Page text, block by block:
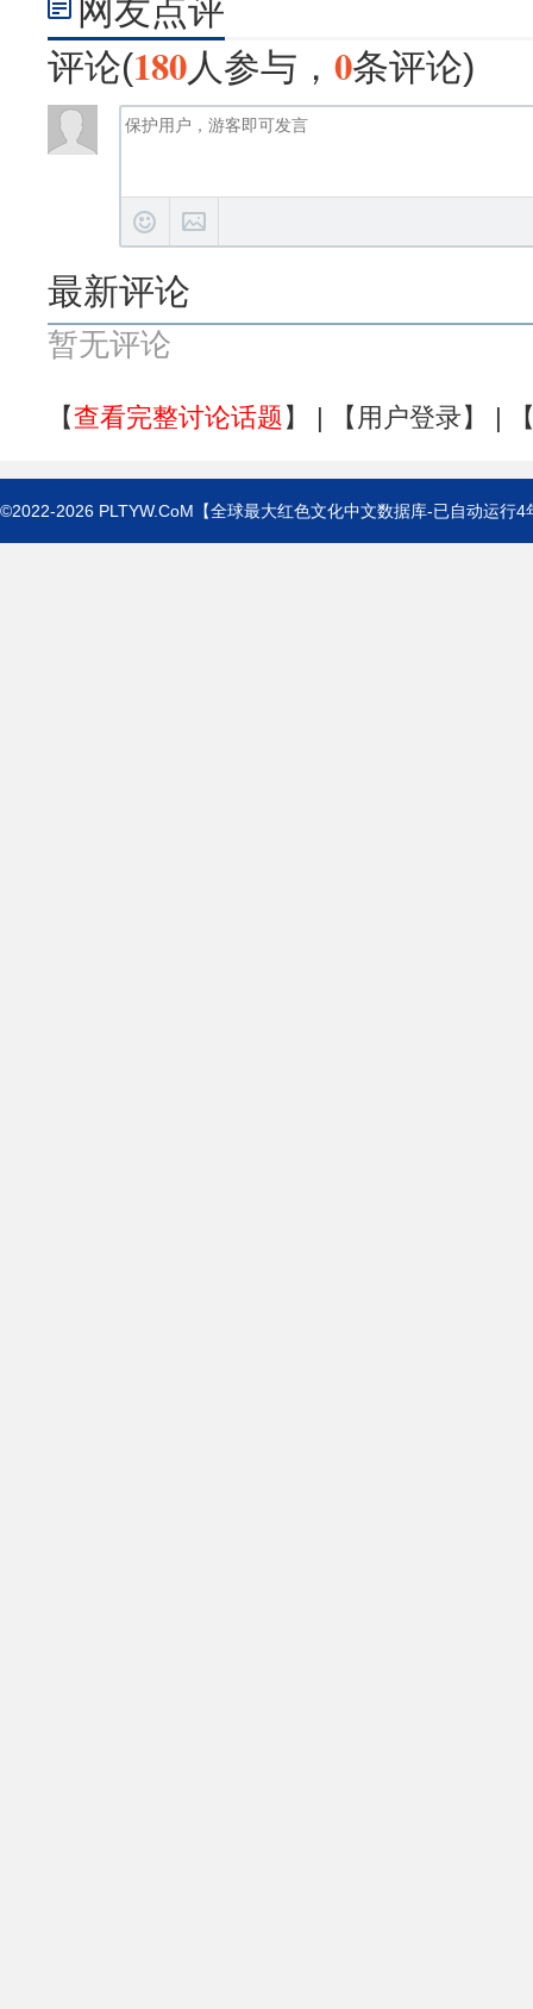
网友点评
评论(180人参与， 0条评论)
最新评论
暂无评论
【查看完整讨论话题】 | 【 用户登录】 |
©2022-2026 PLTYW.CoM 【全球最大红色文化中文数据库-已自动运行4